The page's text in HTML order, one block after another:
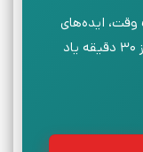
وقت، ایده‌های
اصلی کتاب‌های مهم دنیا را در کمتر از ۳۰ دقیقه یاد